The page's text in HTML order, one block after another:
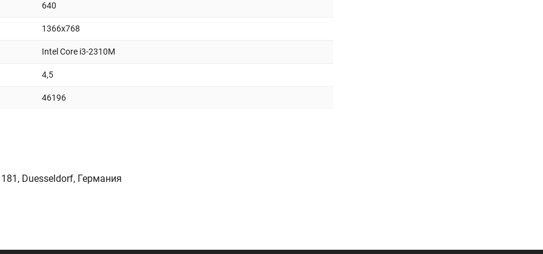
640
1366x768
Intel Core i3-2310M
4,5
46196
Duesseldorf, Германия